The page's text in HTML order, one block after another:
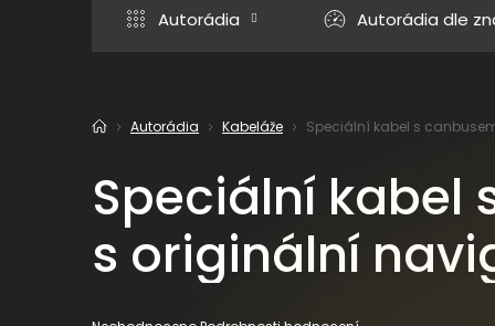
Autorádia Autorádia dle
DomůAutorádia Kabeláže Speciální kabel s
Speciální kabel
s originální